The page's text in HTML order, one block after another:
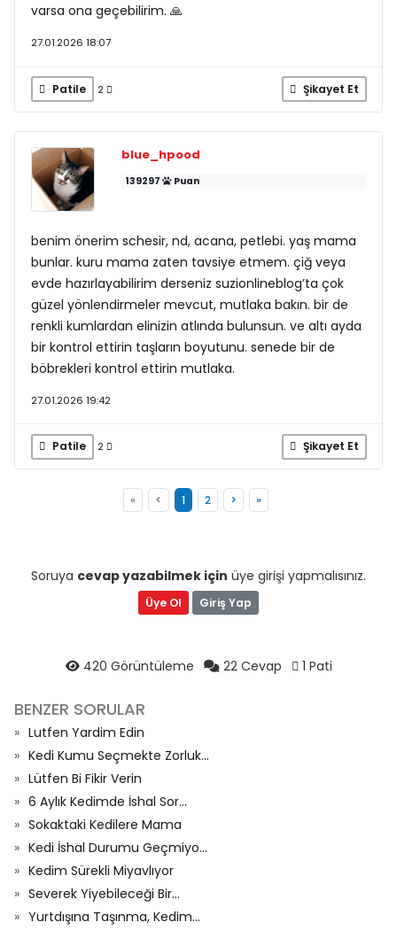
varsa ona geçebilirim. 🙏
27.01.2026 18:07
Patile 2 Şikayet Et
blue_hpood
139297 Puan
benim önerim schesir, nd, acana, petlebi. yaş mama
bunlar. kuru mama zaten tavsiye etmem. çiğ veya
evde hazırlayabilirim derseniz suzionlineblog’ta çok
güzel yönlendirmeler mevcut, mutlaka bakın. bir de
renkli kumlardan elinizin atlında bulunsun. ve altı ayda
bir kontrol ettirin taşların boyutunu. senede bir de
böbrekleri kontrol ettirin mutlaka.
27.01.2026 19:42
Patile 2 Şikayet Et
« < 1 2 > »
Soruya cevap yazabilmek için üye girişi yapmalısınız.
Üye Ol Giriş Yap
420 Görüntüleme 22 Cevap 1 Pati
BENZER SORULAR
Lutfen Yardim Edin
Kedi Kumu Seçmekte Zorluk...
Lütfen Bi Fikir Verin
6 Aylık Kedimde İshal Sor...
Sokaktaki Kedilere Mama
Kedi İshal Durumu Geçmiyo...
Kedim Sürekli Miyavlıyor
Severek Yiyebileceği Bir...
Yurtdışına Taşınma, Kedim...